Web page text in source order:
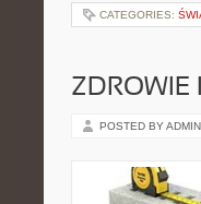
CATEGORIES:
ZDROWIE
POSTED BY ADMIN